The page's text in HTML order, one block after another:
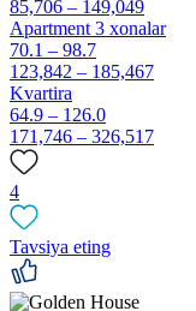
85,706 – 149,049
Apartment 3 xonalar
70.1 – 98.7
123,842 – 185,467
Kvartira
64.9 – 126.0
171,746 – 326,517
4
Tavsiya eting